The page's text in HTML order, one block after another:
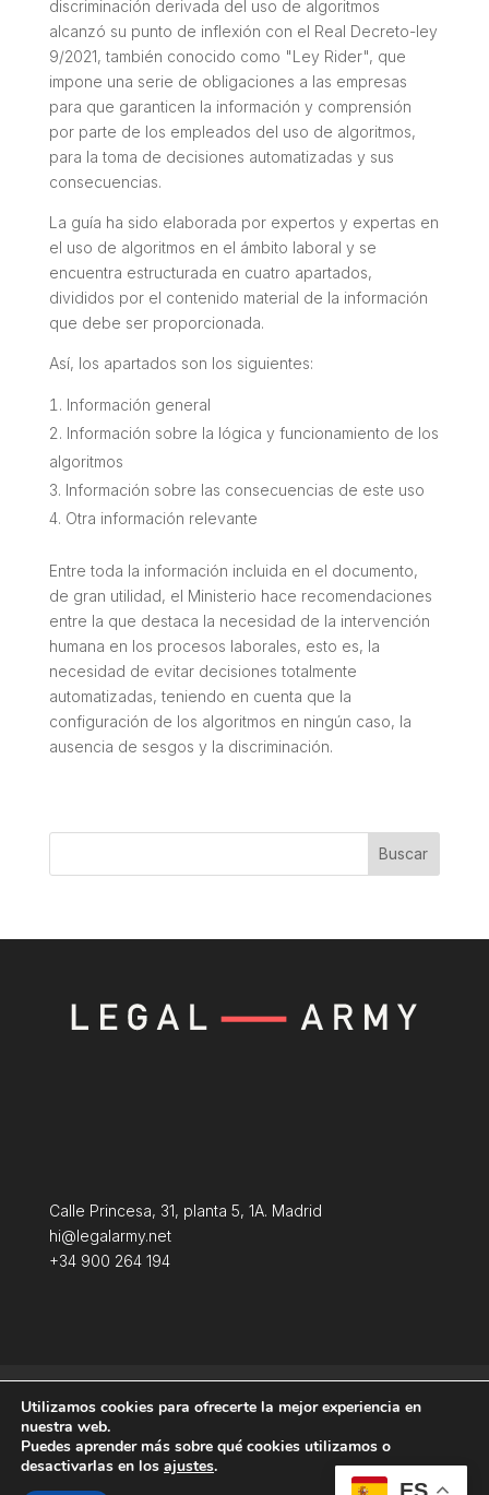
discriminación derivada del uso de algoritmos
alcanzó su punto de inflexión con el Real Decreto-ley
9/2021, también conocido como "Ley Rider", que
impone una serie de obligaciones a las empresas
para que garanticen la información y comprensión
por parte de los empleados del uso de algoritmos,
para la toma de decisiones automatizadas y sus
consecuencias.
La guía ha sido elaborada por expertos y expertas en
el uso de algoritmos en el ámbito laboral y se
encuentra estructurada en cuatro apartados,
divididos por el contenido material de la información
que debe ser proporcionada.
Así, los apartados son los siguientes:
Información general
Información sobre la lógica y funcionamiento de los
algoritmos
Información sobre las consecuencias de este uso
Otra información relevante
Entre toda la información incluida en el documento,
de gran utilidad, el Ministerio hace recomendaciones
entre la que destaca la necesidad de la intervención
humana en los procesos laborales, esto es, la
necesidad de evitar decisiones totalmente
automatizadas, teniendo en cuenta que la
configuración de los algoritmos en ningún caso, la
ausencia de sesgos y la discriminación.
Buscar
Calle Princesa, 31, planta 5, 1A. Madrid
hi@legalarmy.net
+34 900 264 194
Política de Cookies
Utilizamos cookies para ofrecerte la mejor experiencia en
nuestra web.
Puedes aprender más sobre qué cookies utilizamos o
desactivarlas en los ajustes.